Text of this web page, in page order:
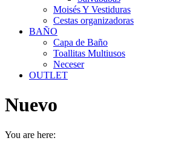
Moisés Y Vestiduras
Cestas organizadoras
BAÑO
Capa de Baño
Toallitas Multiusos
Neceser
OUTLET
Nuevo
You are here: